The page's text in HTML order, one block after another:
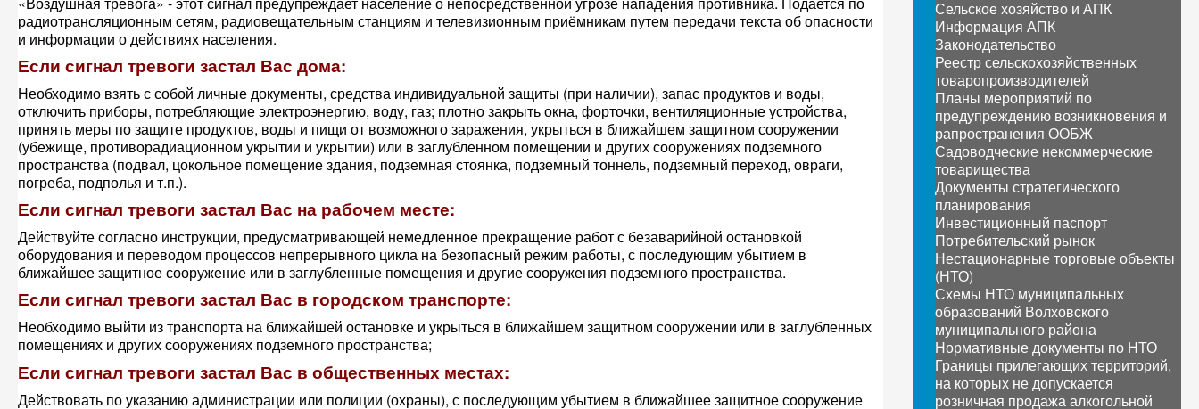
радиотрансляционным сетям, радиовещательным станциям и телевизионным приёмникам путем передачи текста об опасности
и информации о действиях населения.
Если сигнал тревоги застал Вас дома:
Необходимо взять с собой личные документы, средства индивидуальной защиты (при наличии), запас продуктов и воды,
отключить приборы, потребляющие электроэнергию, воду, газ; плотно закрыть окна, форточки, вентиляционные устройства,
принять меры по защите продуктов, воды и пищи от возможного заражения, укрыться в ближайшем защитном сооружении
(убежище, противорадиационном укрытии и укрытии) или в заглубленном помещении и других сооружениях подземного
пространства (подвал, цокольное помещение здания, подземная стоянка, подземный тоннель, подземный переход, овраги,
погреба, подполья и т.п.).
Если сигнал тревоги застал Вас на рабочем месте:
Действуйте согласно инструкции, предусматривающей немедленное прекращение работ с безаварийной остановкой
оборудования и переводом процессов непрерывного цикла на безопасный режим работы, с последующим убытием в
ближайшее защитное сооружение или в заглубленные помещения и другие сооружения подземного пространства.
Если сигнал тревоги застал Вас в городском транспорте:
Необходимо выйти из транспорта на ближайшей остановке и укрыться в ближайшем защитном сооружении или в заглубленных
помещениях и других сооружениях подземного пространства;
Если сигнал тревоги застал Вас в общественных местах:
Действовать по указанию администрации или полиции (охраны), с последующим убытием в ближайшее защитное сооружение
Сельское хозяйство и АПК
Информация АПК
Законодательство
Реестр сельскохозяйственных
товаропроизводителей
Планы мероприятий по
предупреждению возникновения и
рапространения ООБЖ
Садоводческие некоммерческие
товарищества
Документы стратегического
планирования
Инвестиционный паспорт
Потребительский рынок
Нестационарные торговые объекты
(НТО)
Схемы НТО муниципальных
образований Волховского
муниципального района
Нормативные документы по НТО
Границы прилегающих территорий,
на которых не допускается
розничная продажа алкогольной